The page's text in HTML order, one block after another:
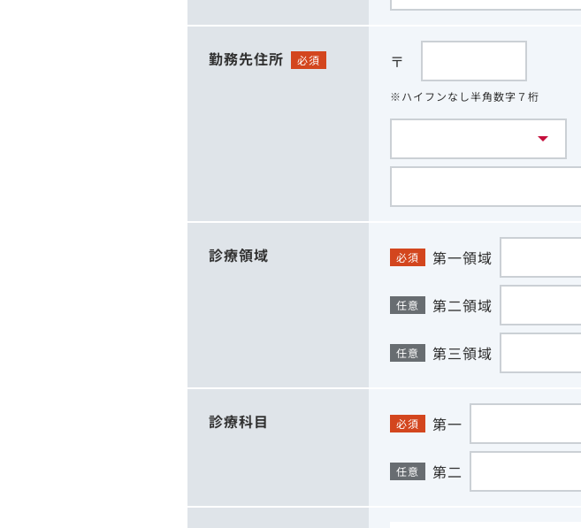
勤務先住所 必須 〒
※ハイフンなし半角数字７桁
診療領域 必須 第一領域
任意 第二領域
任意 第三領域
診療科目 必須 第一
任意 第二